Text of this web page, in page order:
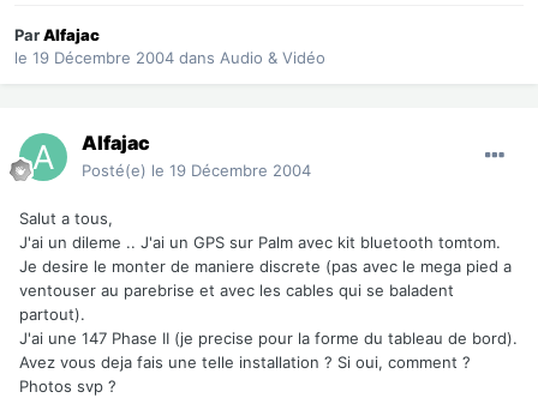
ParAlfajac
le 19 Décembre 2004 dans Audio & Vidéo
Alfajac
Posté(e) le 19 Décembre 2004
Salut a tous,
J'ai un dileme .. J'ai un GPS sur Palm avec kit bluetooth tomtom.
Je desire le monter de maniere discrete (pas avec le mega pied a
ventouser au parebrise et avec les cables qui se baladent
partout).
J'ai une 147 Phase II (je precise pour la forme du tableau de bord).
Avez vous deja fais une telle installation ? Si oui, comment ?
Photos svp ?